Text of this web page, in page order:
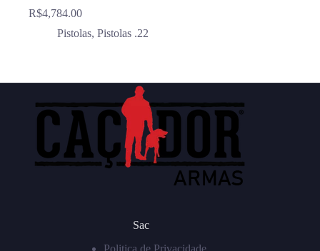
R$4,784.00
Pistolas, Pistolas .22
Sac
Politica de Privacidade